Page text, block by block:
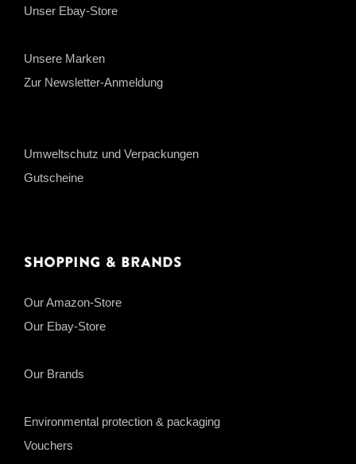
Unser Ebay-Store
Unsere Marken
Zur Newsletter-Anmeldung
Umweltschutz und Verpackungen
Gutscheine
Shopping & Brands
Our Amazon-Store
Our Ebay-Store
Our Brands
Environmental protection & packaging
Vouchers